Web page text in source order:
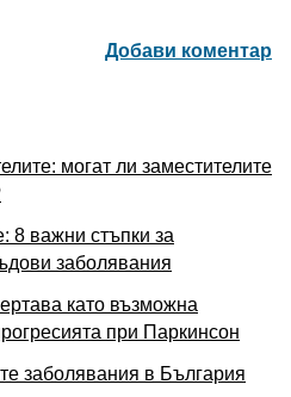
Добави коментар
могат ли заместителите
8 важни стъпки за
заболявания
като възможна
при Паркинсон
заболявания в България